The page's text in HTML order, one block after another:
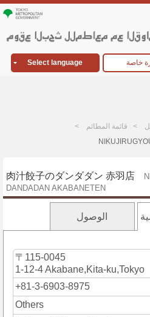
Select language خاصة
قائمة المطائم
肉汁餃子のダンダダン 赤羽店
DANDADAN AKABANETEN
الوصول
〒115-0045
1-12-4 Akabane,Kita-ku,Tokyo
+81-3-6903-8975
Others